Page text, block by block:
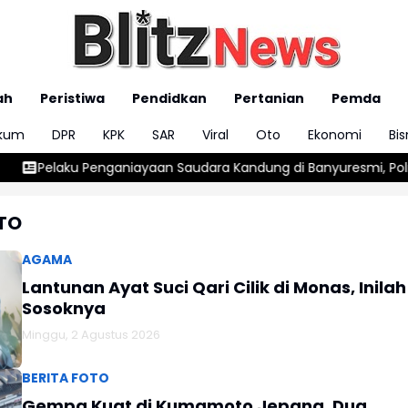
Peristiwa Pendidkan Pertanian
Pemda
DPR KPK SAR Viral Oto Ekonomi
Saudara Kandung di Banyuresmi, Polres Garut
AGAMA
Lantunan Ayat Suci Qari Cilik di Monas, Inilah
Sosoknya
Minggu, 2 Agustus 2026
BERITA FOTO